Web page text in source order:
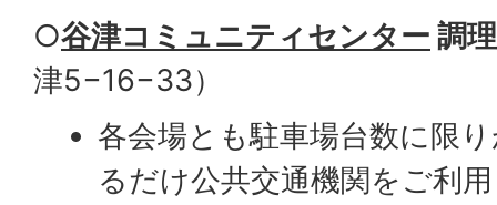
○谷津コミュニティセンター 調
津5−16−33）
各会場とも駐車場台数に限
るだけ公共交通機関をご利